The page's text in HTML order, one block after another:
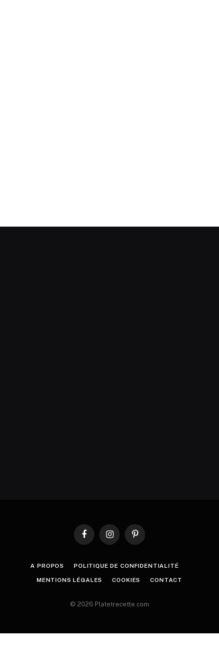
FacebookInstagramPinterest
A PROPOS POLITIQUE DE CONFIDENTIALITÉ
MENTIONS LÉGALES COOKIES CONTACT
© 2026 Platetrecette.com